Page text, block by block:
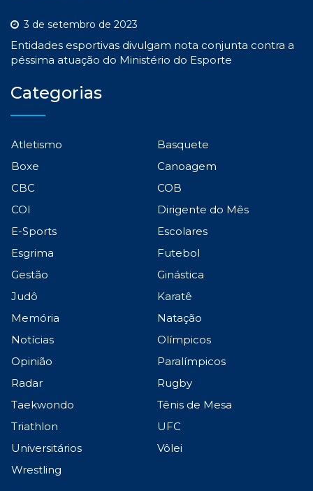
3 de setembro de 2023
Entidades esportivas divulgam nota conjunta contra a
péssima atuação do Ministério do Esporte
Categorias
Atletismo
Basquete
Boxe
Canoagem
CBC
COB
COI
Dirigente do Mês
E-Sports
Escolares
Esgrima
Futebol
Gestão
Ginástica
Judô
Karatê
Memória
Natação
Notícias
Olímpicos
Opinião
Paralímpicos
Radar
Rugby
Taekwondo
Tênis de Mesa
Triathlon
UFC
Universitários
Vôlei
Wrestling